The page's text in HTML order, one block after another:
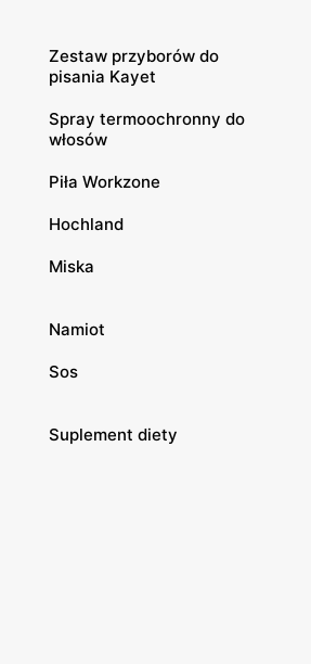
Zestaw przyborów do
pisania Kayet
Spray termoochronny do
włosów
Piła Workzone
Hochland
Miska
Namiot
Sos
Suplement diety